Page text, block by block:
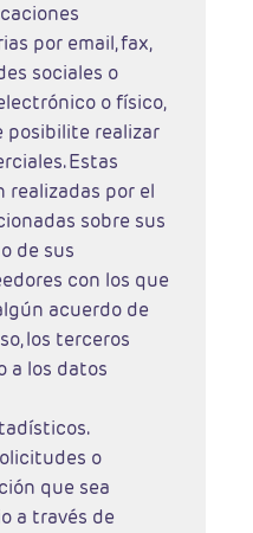
por email, fax,
sociales o
o físico,
posibilite realizar
Estas
realizadas por el
sobre sus
de sus
con los que
acuerdo de
los terceros
a los datos
o
que sea
a través de